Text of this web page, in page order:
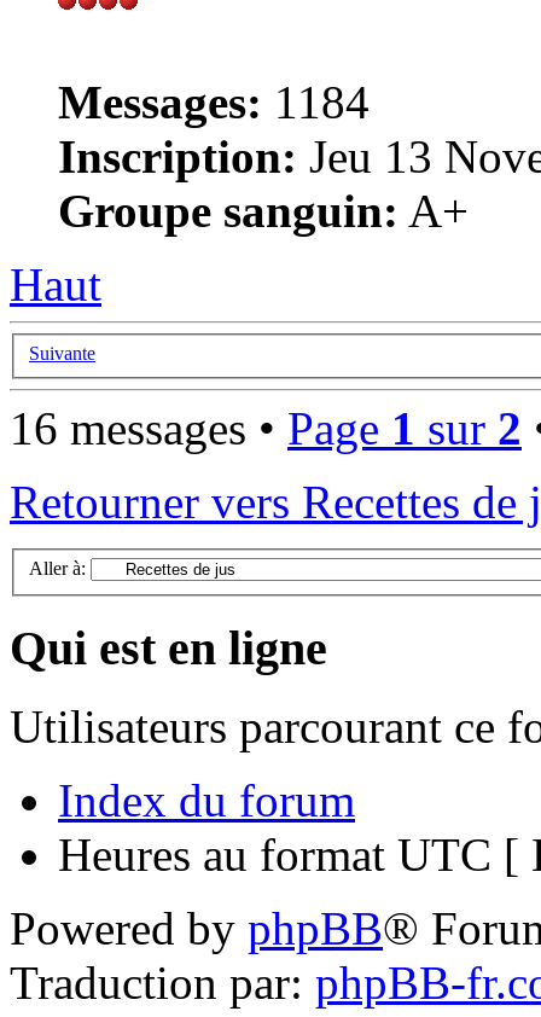
Messages: 1184
Inscription: Jeu 13
Groupe sanguin: A+
Haut
Suivante
16 messages • Page 1 sur 2
Retourner vers Recettes de
Aller à:
Qui est en ligne
Utilisateurs parcourant ce
Index du forum
Heures au format UTC [
Powered by phpBB®
Traduction par: phpBB-